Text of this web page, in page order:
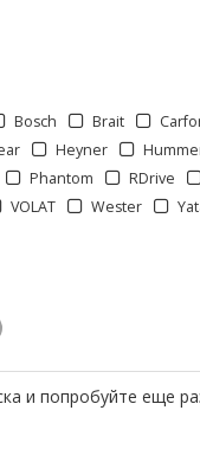
Bosch Brait
Heyner
Phantom RDrive
VOLAT Wester
и попробуйте еще